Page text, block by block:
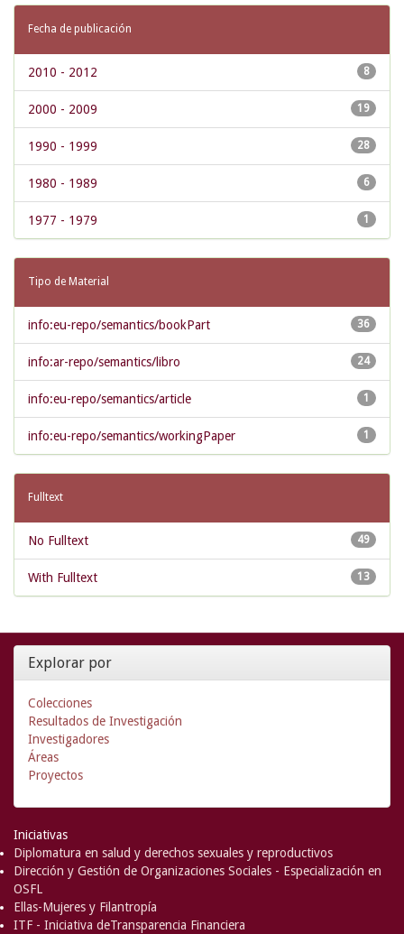
Fecha de publicación
8
2010 - 2012
19
2000 - 2009
28
1990 - 1999
6
1980 - 1989
1
1977 - 1979
Tipo de Material
36
info:eu-repo/semantics/bookPart
24
info:ar-repo/semantics/libro
1
info:eu-repo/semantics/article
1
info:eu-repo/semantics/workingPaper
Fulltext
49
No Fulltext
13
With Fulltext
Explorar por
Colecciones
Resultados de Investigación
Investigadores
Áreas
Proyectos
Iniciativas
Diplomatura en salud y derechos sexuales y reproductivos
Dirección y Gestión de Organizaciones Sociales - Especialización en
OSFL
Ellas-Mujeres y Filantropía
ITF - Iniciativa deTransparencia Financiera